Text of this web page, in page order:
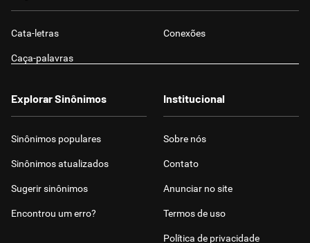
Cata-letras Conexões
Caça-palavras
Explorar Sinônimos
Sinônimos populares
Sinônimos atualizados
Sugerir sinônimos
Encontrou um erro?
Institucional
Sobre nós
Contato
Anunciar no site
Termos de uso
Política de privacidade